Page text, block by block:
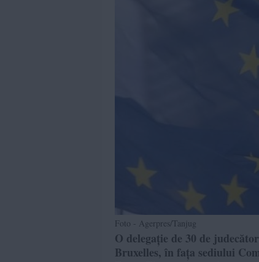
Foto - Agerpres/Tanjug
O delegație de 30 de
Bruxelles, în fața sediului